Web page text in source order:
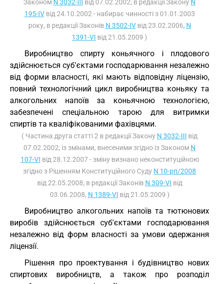
Законом N 3032-III від 07.02.2002; в редакції Закону N
195-IVвід 24.10.2002 - набирає чинності з 01.01.2003
року, в редакції Законів N 3502-IVвід 23.02.2006, N
1391-VI від 21.05.2009 )
Виробництво спирту коньячного і плодового
здійснюється суб'єктами господарювання незалежно
від форми власності, які мають відповідну ліцензію,
повний технологічний цикл виробництва коньяку та
алкогольних напоїв за коньячною технологією,
забезпечені спеціальною тарою для витримки
спиртів та кваліфікованими фахівцями.
( Частина друга статті 2 в редакції Закону N 3032-III від
07.02.2002; із змінами, внесеними згідно із Законом N
107-VI від 28.12.2007 - зміну визнано неконституційною
згідно з Рішенням Конституційного Суду N 10-рп/2008
від 22.05.2008; в редакції Законів N 309-VI від
03.06.2008, N 1389-VI від 21.05.2009 )
Виробництво алкогольних напоїв та тютюнових
виробів здійснюється суб'єктами господарювання
незалежно від форм власності за умови одержання
ліцензії.
Рішення про проектування і будівництво нових
спиртових виробництв, а також про розподіл